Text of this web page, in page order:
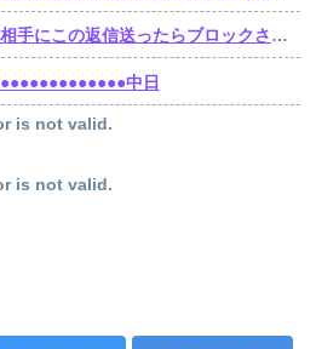
マチアプで会う約束してた相手にこの返信送ったらブロックされたんやが
中日
is not valid.
is not valid.